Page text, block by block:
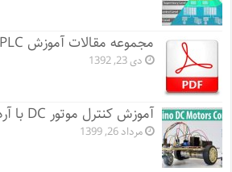
مجموعه مقالات آموزش PLC
دی 23, 1392
آموزش کنترل موتور DC با آردوینو
مرداد 26, 1399